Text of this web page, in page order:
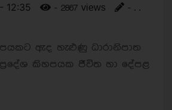
- 12:35 - 2867 views - . .
ඇද හැළුණු ධාරානිපාත
දේශ කිහපයක ජීවිත හා දේපළ